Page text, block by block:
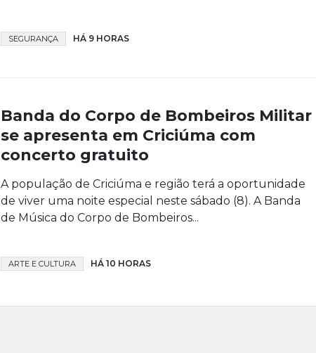
SEGURANÇA HÁ 9 HORAS
Banda do Corpo de Bombeiros Militar
se apresenta em Criciúma com
concerto gratuito
A população de Criciúma e região terá a oportunidade
de viver uma noite especial neste sábado (8). A Banda
de Música do Corpo de Bombeiros...
ARTE E CULTURA HÁ 10 HORAS